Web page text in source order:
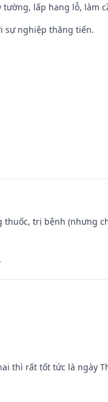
lấp hang lỗ, làm
sự nghiệp thăng tiến.
thuốc, trị bệnh (nhưng
thì rất tốt tức là ngày